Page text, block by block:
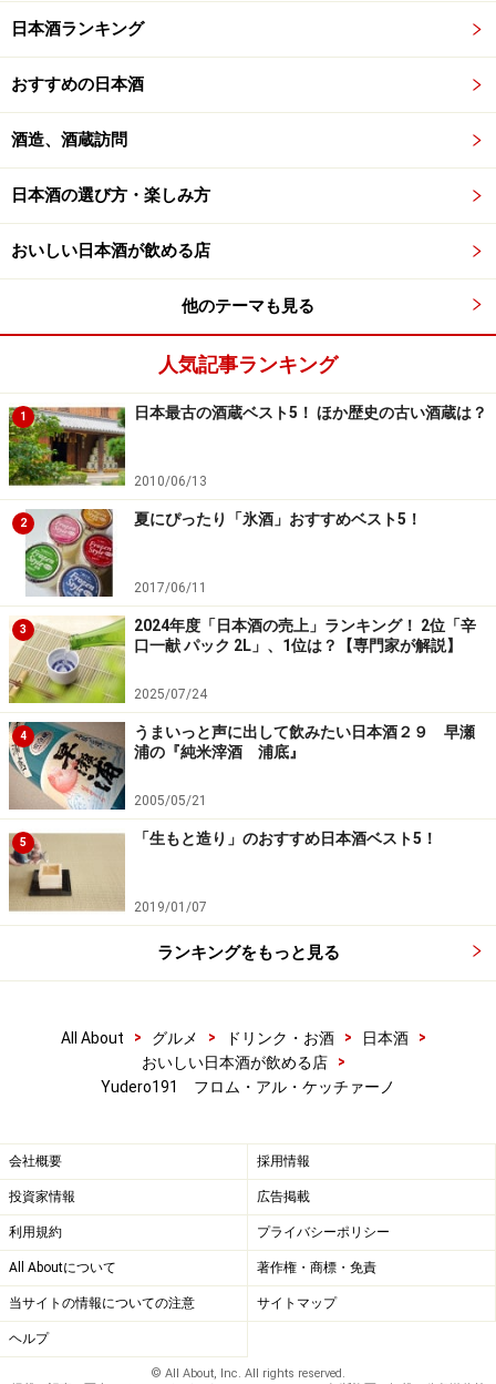
日本酒ランキング
おすすめの日本酒
酒造、酒蔵訪問
日本酒の選び方・楽しみ方
おいしい日本酒が飲める店
他のテーマも見る
人気記事ランキング
1 日本最古の酒蔵ベスト5！ ほか歴史の古い酒蔵は？
2010/06/13
2 夏にぴったり「氷酒」おすすめベスト5！
2017/06/11
3
2024年度「日本酒の売上」ランキング！ 2位「辛
口一献 パック 2L」、1位は？【専門家が解説】
2025/07/24
4
うまいっと声に出して飲みたい日本酒２９ 早瀬
浦の『純米滓酒 浦底』
2005/05/21
5 「生もと造り」のおすすめ日本酒ベスト5！
2019/01/07
ランキングをもっと見る
All About > グルメ > ドリンク・お酒 > 日本酒
>
おいしい日本酒が飲める店
>
Yudero191 フロム・アル・ケッチァーノ
会社概要 採用情報
投資家情報 広告掲載
利用規約 プライバシーポリシー
All Aboutについて 著作権・商標・免責
当サイトの情報についての注意 サイトマップ
ヘルプ
© All About, Inc. All rights reserved.